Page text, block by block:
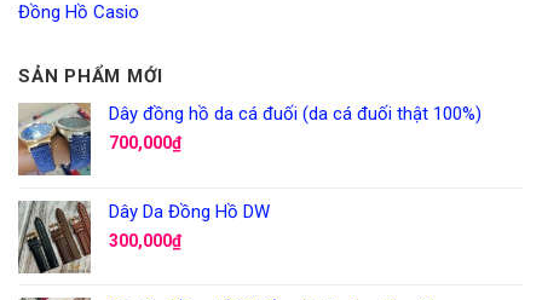
Đồng Hồ Casio
SẢN PHẨM MỚI
Dây đồng hồ da cá đuối (da cá đuối thật 100%)
700,000₫
Dây Da Đồng Hồ DW
300,000₫